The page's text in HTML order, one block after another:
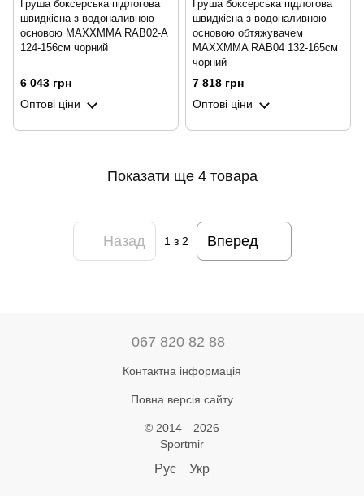
Груша боксерська підлогова
швидкісна з водоналивною
основою MAXXMMA RAB02-A
124-156см чорний
6 043 грн
Оптові ціни
Груша боксерська підлогова
швидкісна з водоналивною
основою обтяжувачем
MAXXMMA RAB04 132-165см
чорний
7 818 грн
Оптові ціни
Показати ще 4 товара
Назад 1з 2 Вперед
067 820 82 88
Контактна інформація
Повна версія сайту
© 2014—2026
Sportmir
Рус Укр